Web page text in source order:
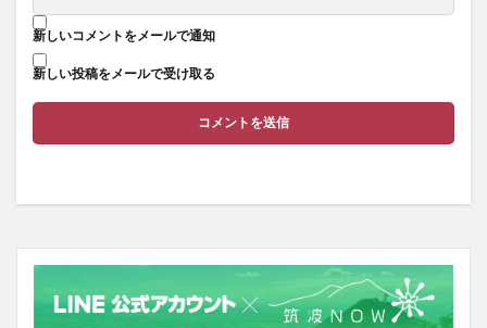
新しいコメントをメールで通知
新しい投稿をメールで受け取る